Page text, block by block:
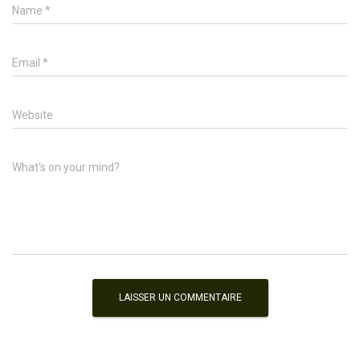
Name *
Email *
Website
What's on your mind?